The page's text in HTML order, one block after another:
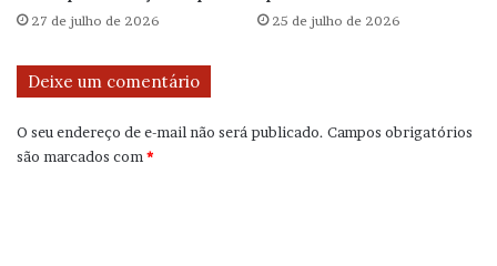
27 de julho de 2026 25 de julho de 2026
Deixe um comentário
O seu endereço de e-mail não será publicado. Campos obrigatórios
são marcados com*